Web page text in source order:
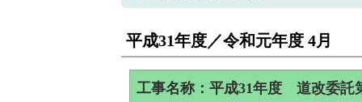
平成31年度／令和元年度 4月
工事名称：平成31年度 道改委託